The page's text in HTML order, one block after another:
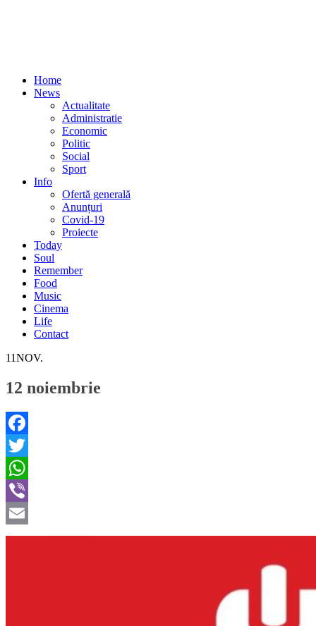
Home
News
Actualitate
Administratie
Economic
Politic
Social
Sport
Info
Ofertă generală
Anunțuri
Covid-19
Proiecte
Today
Soul
Remember
Food
Music
Cinema
Life
Contact
11NOV.
12 noiembrie
Facebook
Twitter
WhatsApp
Viber
Email